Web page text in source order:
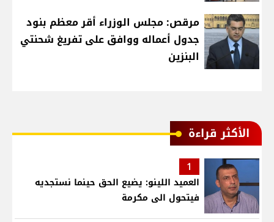
مرقص: مجلس الوزراء أقر معظم بنود
جدول أعماله ووافق على تفريغ شحنتي
البنزين
الأكثر قراءة
1
العميد اللينو: يضيع الحق حينما نستجديه
فيتحول الى مكرمة